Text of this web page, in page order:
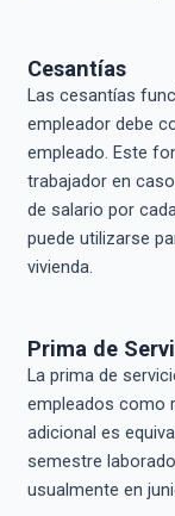
Cesantías
Las cesantías
empleador debe
empleado. Este
trabajador en
de salario por
puede utilizarse
vivienda.
Prima de
La prima de
empleados como
adicional es
semestre
usualmente en